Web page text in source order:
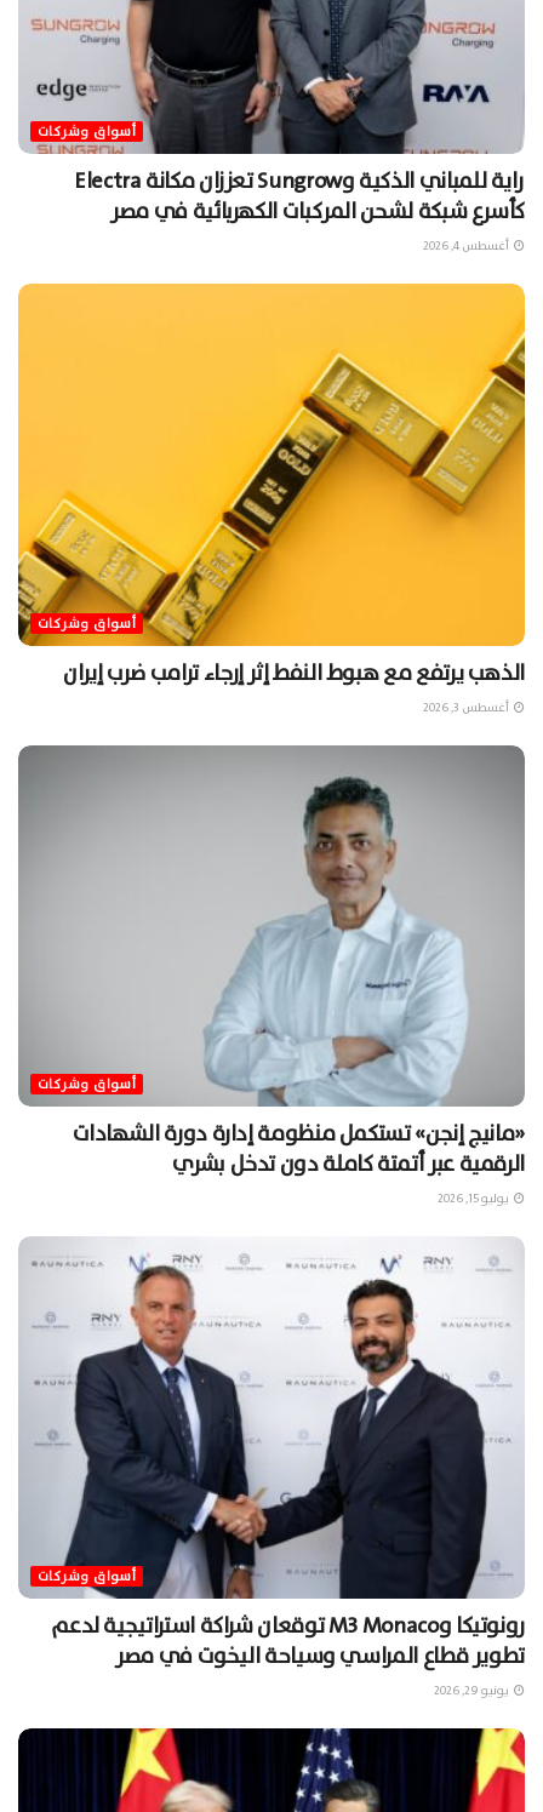
أسواق وشركات
راية للمباني الذكية وSungrow تعززان مكانة Electra
كأسرع شبكة لشحن المركبات الكهربائية في مصر
أغسطس 4, 2026
أسواق وشركات
الذهب يرتفع مع هبوط النفط إثر إرجاء ترامب ضرب إيران
أغسطس 3, 2026
أسواق وشركات
«مانيج إنجن» تستكمل منظومة إدارة دورة الشهادات
الرقمية عبر أتمتة كاملة دون تدخل بشري
يوليو 15, 2026
أسواق وشركات
رونوتيكا وM3 Monaco توقعان شراكة استراتيجية لدعم
تطوير قطاع المراسي وسياحة اليخوت في مصر
يونيو 29, 2026